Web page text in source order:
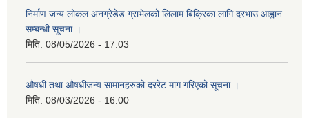
निर्माण जन्य लोकल अनग्रेडेड ग्राभेलको लिलाम बिक्रिका लागि दरभाउ आह्वान
सम्बन्धी सूचना ।
मिति: 08/05/2026 - 17:03
औषधी तथा औषधीजन्य सामानहरुको दररेट माग गरिएको सूचना ।
मिति: 08/03/2026 - 16:00